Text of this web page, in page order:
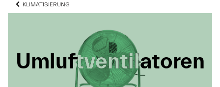
KLIMATISIERUNG
Umluftventilatoren
Umluftventilatoren
Umluftventilatoren